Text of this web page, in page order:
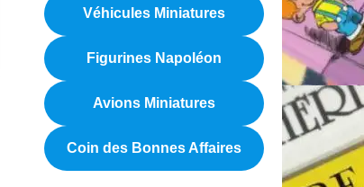
Véhicules Miniatures
Figurines Napoléon
Avions Miniatures
Coin des Bonnes Affaires